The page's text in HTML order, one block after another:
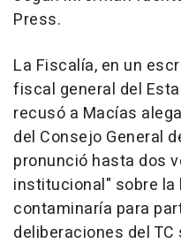
Press.
La Fiscalía, en un
fiscal general del
recusó a Macías
del Consejo General
pronunció hasta dos
institucional" sobre la
contaminaría para
deliberaciones del